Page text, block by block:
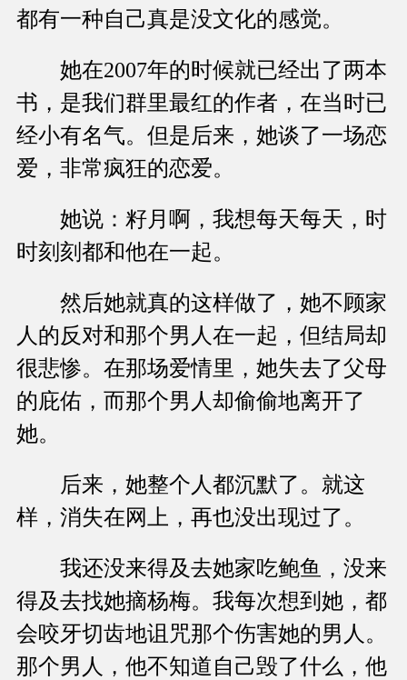
都有一种自己真是没文化的感觉。
她在2007年的时候就已经出了两本
书，是我们群里最红的作者，在当时已
经小有名气。但是后来，她谈了一场恋
爱，非常疯狂的恋爱。
她说：籽月啊，我想每天每天，时
时刻刻都和他在一起。
然后她就真的这样做了，她不顾家
人的反对和那个男人在一起，但结局却
很悲惨。在那场爱情里，她失去了父母
的庇佑，而那个男人却偷偷地离开了
她。
后来，她整个人都沉默了。就这
样，消失在网上，再也没出现过了。
我还没来得及去她家吃鲍鱼，没来
得及去找她摘杨梅。我每次想到她，都
会咬牙切齿地诅咒那个伤害她的男人。
那个男人，他不知道自己毁了什么，他